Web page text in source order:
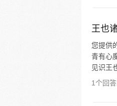
王也
您提供
青有心
见识王
1个回答